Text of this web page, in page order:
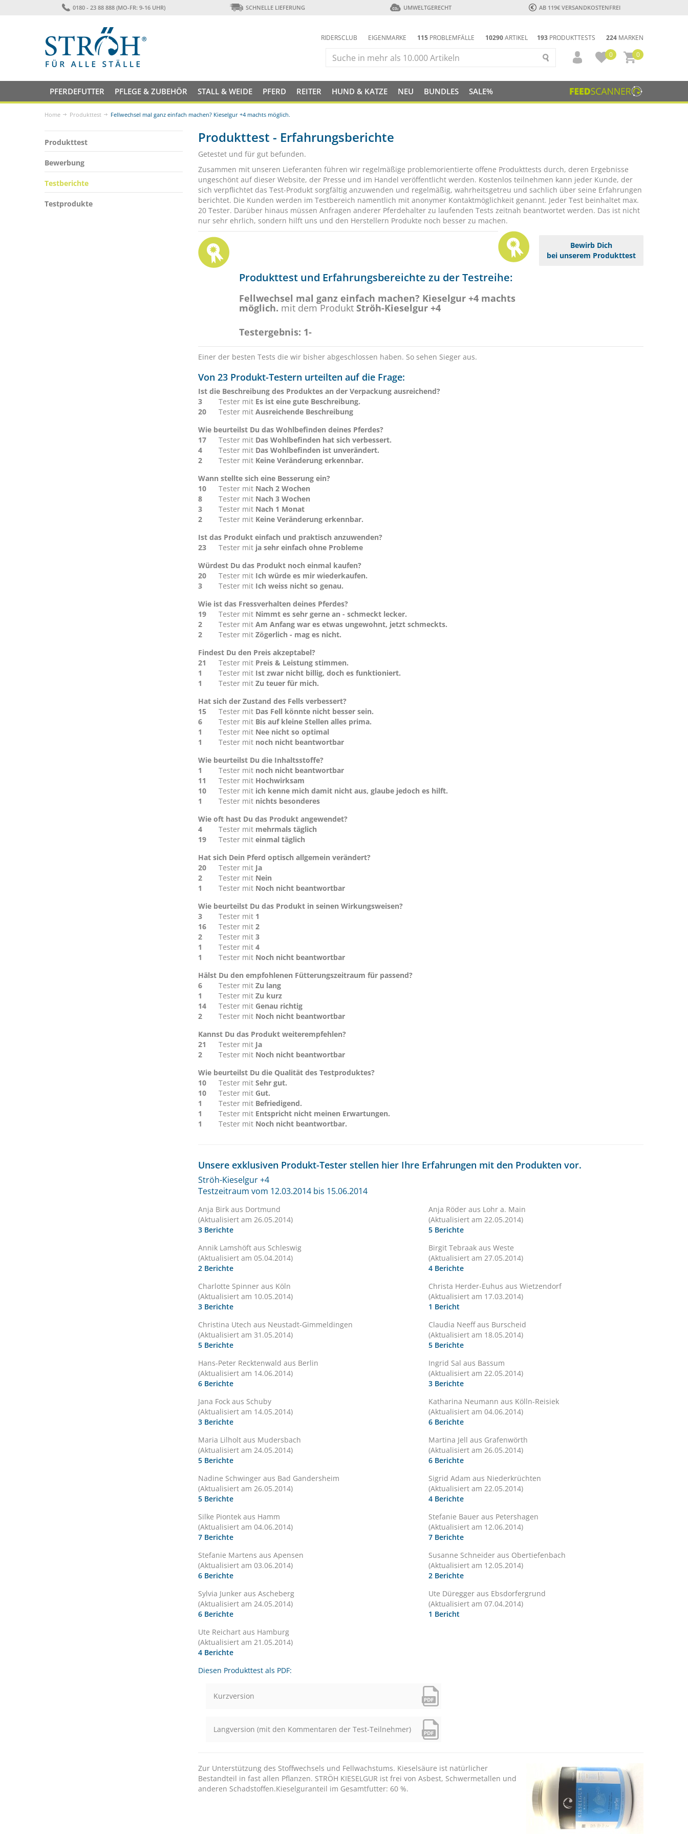
0180 - 23 88 888 (MO-FR: 9-16 UHR) SCHNELLE LIEFERUNG UMWELTGERECHT AB 119€ VERSANDKOSTENFREI
193 PRODUKTTESTS 224 MARKEN
RIDERSCLUB EIGENMARKE 115 PROBLEMFÄLLE 10290ARTIKEL
0
0
PFERDEFUTTER PFLEGE & ZUBEHÖR STALL & WEIDE PFERD REITER HUND & KATZE NEU BUNDLES SALE%
Home Produkttest Fellwechsel mal ganz einfach machen? Kieselgur +4 machts möglich.
Produkttest
Bewerbung
Testberichte
Testprodukte
Produkttest - Erfahrungsberichte
Getestet und für gut befunden.
Zusammen mit unseren Lieferanten führen wir regelmäßige problemorientierte offene Produkttests durch, deren Ergebnisse
ungeschönt auf dieser Website, der Presse und im Handel veröffentlicht werden. Kostenlos teilnehmen kann jeder Kunde, der
sich verpflichtet das Test-Produkt sorgfältig anzuwenden und regelmäßig, wahrheitsgetreu und sachlich über seine Erfahrungen
berichtet. Die Kunden werden im Testbereich namentlich mit anonymer Kontaktmöglichkeit genannt. Jeder Test beinhaltet max.
20 Tester. Darüber hinaus müssen Anfragen anderer Pferdehalter zu laufenden Tests zeitnah beantwortet werden. Das ist nicht
nur sehr ehrlich, sondern hilft uns und den Herstellern Produkte noch besser zu machen.
Bewirb Dich
bei unserem Produkttest
Produkttest und Erfahrungsbereichte zu der Testreihe:
Fellwechsel mal ganz einfach machen? Kieselgur +4 machts
möglich. mit dem Produkt Ströh-Kieselgur +4
Testergebnis: 1-
Einer der besten Tests die wir bisher abgeschlossen haben. So sehen Sieger aus.
Von 23 Produkt-Testern urteilten auf die Frage:
Ist die Beschreibung des Produktes an der Verpackung ausreichend?
3
Tester mit Es ist eine gute Beschreibung.
20
Tester mit Ausreichende Beschreibung
Wie beurteilst Du das Wohlbefinden deines Pferdes?
17
Tester mit Das Wohlbefinden hat sich verbessert.
4
Tester mit Das Wohlbefinden ist unverändert.
2
Tester mit Keine Veränderung erkennbar.
Wann stellte sich eine Besserung ein?
10
Tester mit Nach 2 Wochen
8
Tester mit Nach 3 Wochen
3
Tester mit Nach 1 Monat
2
Tester mit Keine Veränderung erkennbar.
Ist das Produkt einfach und praktisch anzuwenden?
23
Tester mit ja sehr einfach ohne Probleme
Würdest Du das Produkt noch einmal kaufen?
20
Tester mit Ich würde es mir wiederkaufen.
3
Tester mit Ich weiss nicht so genau.
Wie ist das Fressverhalten deines Pferdes?
19
Tester mit Nimmt es sehr gerne an - schmeckt lecker.
2
Tester mit Am Anfang war es etwas ungewohnt, jetzt schmeckts.
2
Tester mit Zögerlich - mag es nicht.
Findest Du den Preis akzeptabel?
21
Tester mit Preis & Leistung stimmen.
1
Tester mit Ist zwar nicht billig, doch es funktioniert.
1
Tester mit Zu teuer für mich.
Hat sich der Zustand des Fells verbessert?
15
Tester mit Das Fell könnte nicht besser sein.
6
Tester mit Bis auf kleine Stellen alles prima.
1
Tester mit Nee nicht so optimal
1
Tester mit noch nicht beantwortbar
Wie beurteilst Du die Inhaltsstoffe?
1
Tester mit noch nicht beantwortbar
11
Tester mit Hochwirksam
10
Tester mit ich kenne mich damit nicht aus, glaube jedoch es hilft.
1
Tester mit nichts besonderes
Wie oft hast Du das Produkt angewendet?
4
Tester mit mehrmals täglich
19
Tester mit einmal täglich
Hat sich Dein Pferd optisch allgemein verändert?
20
Tester mit Ja
2
Tester mit Nein
1
Tester mit Noch nicht beantwortbar
Wie beurteilst Du das Produkt in seinen Wirkungsweisen?
3
Tester mit 1
16
Tester mit 2
2
Tester mit 3
1
Tester mit 4
1
Tester mit Noch nicht beantwortbar
Hälst Du den empfohlenen Fütterungszeitraum für passend?
6
Tester mit Zu lang
1
Tester mit Zu kurz
14
Tester mit Genau richtig
2
Tester mit Noch nicht beantwortbar
Kannst Du das Produkt weiterempfehlen?
21
Tester mit Ja
2
Tester mit Noch nicht beantwortbar
Wie beurteilst Du die Qualität des Testproduktes?
10
Tester mit Sehr gut.
10
Tester mit Gut.
1
Tester mit Befriedigend.
1
Tester mit Entspricht nicht meinen Erwartungen.
1
Tester mit Noch nicht beantwortbar.
Unsere exklusiven Produkt-Tester stellen hier Ihre Erfahrungen mit den Produkten vor.
Ströh-Kieselgur +4
Testzeitraum vom 12.03.2014 bis 15.06.2014
Anja Birk aus Dortmund
(Aktualisiert am 26.05.2014)
3 Berichte
Anja Röder aus Lohr a. Main
(Aktualisiert am 22.05.2014)
5 Berichte
Annik Lamshöft aus Schleswig
(Aktualisiert am 05.04.2014)
2 Berichte
Birgit Tebraak aus Weste
(Aktualisiert am 27.05.2014)
4 Berichte
Charlotte Spinner aus Köln
(Aktualisiert am 10.05.2014)
3 Berichte
Christa Herder-Euhus aus Wietzendorf
(Aktualisiert am 17.03.2014)
1 Bericht
Christina Utech aus Neustadt-Gimmeldingen
(Aktualisiert am 31.05.2014)
5 Berichte
Claudia Neeff aus Burscheid
(Aktualisiert am 18.05.2014)
5 Berichte
Hans-Peter Recktenwald aus Berlin
(Aktualisiert am 14.06.2014)
6 Berichte
Ingrid Sal aus Bassum
(Aktualisiert am 22.05.2014)
3 Berichte
Jana Fock aus Schuby
(Aktualisiert am 14.05.2014)
3 Berichte
Katharina Neumann aus Kölln-Reisiek
(Aktualisiert am 04.06.2014)
6 Berichte
Maria Lilholt aus Mudersbach
(Aktualisiert am 24.05.2014)
5 Berichte
Martina Jell aus Grafenwörth
(Aktualisiert am 26.05.2014)
6 Berichte
Nadine Schwinger aus Bad Gandersheim
(Aktualisiert am 26.05.2014)
5 Berichte
Sigrid Adam aus Niederkrüchten
(Aktualisiert am 22.05.2014)
4 Berichte
Silke Piontek aus Hamm
(Aktualisiert am 04.06.2014)
7 Berichte
Stefanie Bauer aus Petershagen
(Aktualisiert am 12.06.2014)
7 Berichte
Stefanie Martens aus Apensen
(Aktualisiert am 03.06.2014)
6 Berichte
Susanne Schneider aus Obertiefenbach
(Aktualisiert am 12.05.2014)
2 Berichte
Sylvia Junker aus Ascheberg
(Aktualisiert am 24.05.2014)
6 Berichte
Ute Düregger aus Ebsdorfergrund
(Aktualisiert am 07.04.2014)
1 Bericht
Ute Reichart aus Hamburg
(Aktualisiert am 21.05.2014)
4 Berichte
Diesen Produkttest als PDF:
Kurzversion
Langversion (mit den Kommentaren der Test-Teilnehmer)
Zur Unterstützung des Stoffwechsels und Fellwachstums. Kieselsäure ist natürlicher
Bestandteil in fast allen Pflanzen. STRÖH KIESELGUR ist frei von Asbest, Schwermetallen und
anderen Schadstoffen.Kieselguranteil im Gesamtfutter: 60 %.